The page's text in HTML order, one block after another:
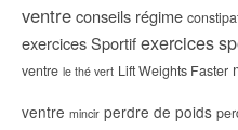
ventreconseils régime
exercices Sportifexercices
ventre le thé vert Lift Weights Faster
ventre mincir perdre de poids